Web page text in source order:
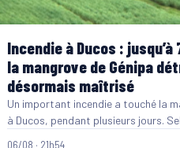
Incendie à Ducos :
la mangrove de Génipa
désormais maîtrisé
Un important incendie a touché la
à Ducos, pendant plusieurs jours.
06/08 · 21h54